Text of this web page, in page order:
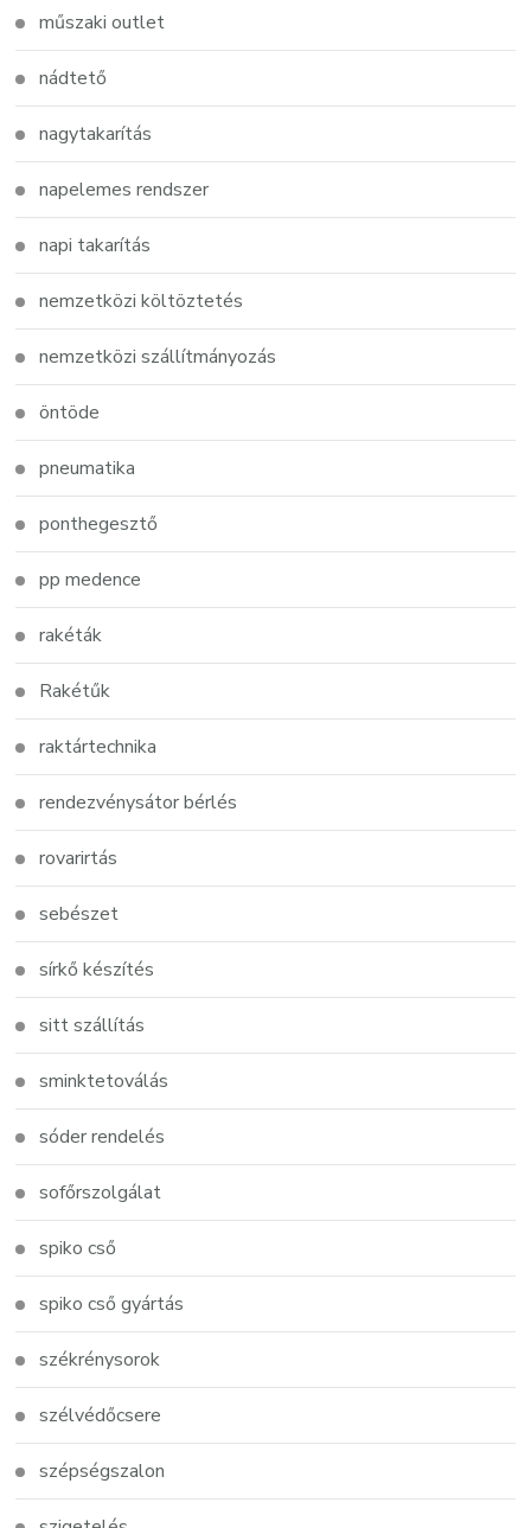
műszaki outlet
nádtető
nagytakarítás
napelemes rendszer
napi takarítás
nemzetközi költöztetés
nemzetközi szállítmányozás
öntöde
pneumatika
ponthegesztő
pp medence
rakéták
Rakétűk
raktártechnika
rendezvénysátor bérlés
rovarirtás
sebészet
sírkő készítés
sitt szállítás
sminktetoválás
sóder rendelés
sofőrszolgálat
spiko cső
spiko cső gyártás
székrénysorok
szélvédőcsere
szépségszalon